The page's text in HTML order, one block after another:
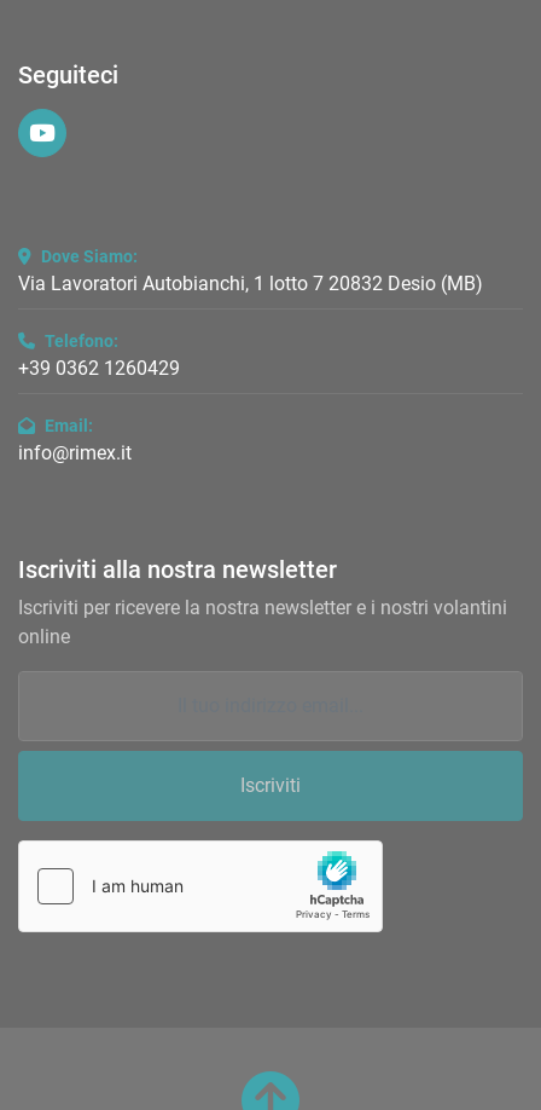
Seguiteci
youtube
Dove Siamo:
Via Lavoratori Autobianchi, 1 lotto 7 20832 Desio (MB)
Telefono:
+39 0362 1260429
Email:
info@rimex.it
Iscriviti alla nostra newsletter
Iscriviti per ricevere la nostra newsletter e i nostri volantini
online
Iscriviti